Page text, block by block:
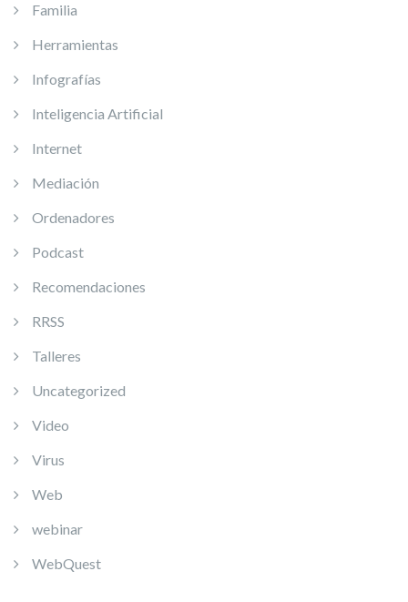
Familia
Herramientas
Infografías
Inteligencia Artificial
Internet
Mediación
Ordenadores
Podcast
Recomendaciones
RRSS
Talleres
Uncategorized
Video
Virus
Web
webinar
WebQuest